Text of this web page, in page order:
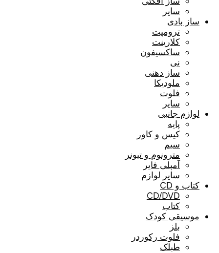
سایر
ساز بادی
ترومپت
کلارینت
ساکسیفون
نی
ساز دهنی
ملودیکا
فلوت
سایر
لوازم جانبی
پایه
کیس و کاور
سیم
مترونوم و تیونر
آمپلی فایر
سایر لوازم
کتاب و CD
CD/DVD
کتاب
موسیقی کودک
بلز
فلوت رکوردر
طبلک